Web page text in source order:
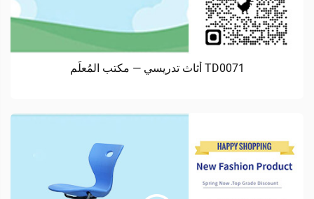
TD0071 أثاث تدريسي — مكتب المُعلِّم